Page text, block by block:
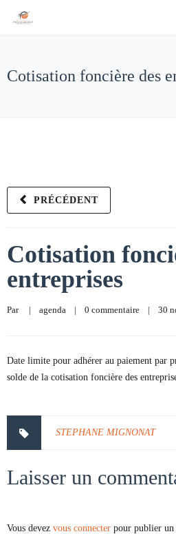
Cotisation foncière des
PRÉCÉDENT
Cotisation
entreprises
Par | agenda | 0 commentaire | 30
Date limite pour adhérer au paiement par
solde de la cotisation foncière des
STEPHANE MIGNONAT
Laisser un
Vous devez vous connecter pour publier un